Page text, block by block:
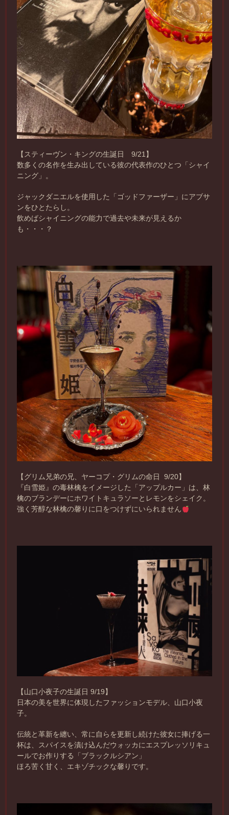
【スティーヴン・キングの生誕日 9/21】
数多くの名作を生み出している彼の代表作のひとつ「シャイ
ニング」。
ジャックダニエルを使用した「ゴッドファーザー」にアブサ
ンをひとたらし。
飲めばシャイニングの能力で過去や未来が見えるか
も・・・？
【グリム兄弟の兄、ヤーコプ・グリムの命日 9/20】
『白雪姫』の毒林檎をイメージした「アップルカー」は、林
檎のブランデーにホワイトキュラソーとレモンをシェイク。
強く芳醇な林檎の馨りに口をつけずにいられません
【山口小夜子の生誕日 9/19】
日本の美を世界に体現したファッションモデル、山口小夜
子。
伝統と革新を纏い、常に自らを更新し続けた彼女に捧げる一
杯は、スパイスを漬け込んだウォッカにエスプレッソリキュ
ールでお作りする「ブラックルシアン」
ほろ苦く甘く、エキゾチックな馨りです。